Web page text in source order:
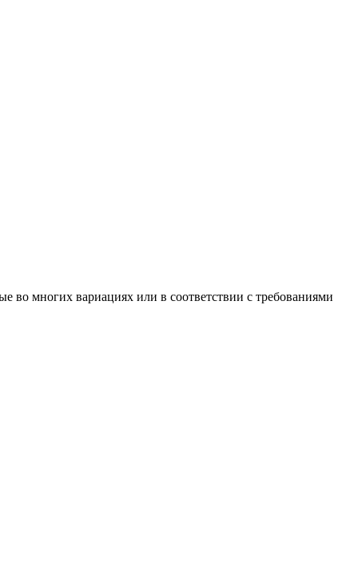
многих вариациях или в соответствии с требованиями